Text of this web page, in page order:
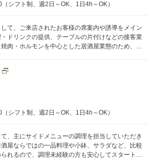
シフト制、週2日～OK、1日4h～OK）
て、ご来店されたお客様の席案内や誘導をメイン
ドリンクの提供、テーブルの片付けなどの接客業
肉・ホルモンを中心とした居酒屋業態のため、明
理なく働くことができます。ポジションごとに業
方でも安心してスタートできます。 未経験の
後は、先輩スタッフが一緒に業務に同行し、丁寧
ないことはすぐに確認できる環境なので、初めて
チャレンジできます。
シフト制、週2日～OK、1日4h～OK）
、主にサイドメニューの調理を担当していただき
屋ならではの一品料理や小鉢、サラダなど、比較
れるので、調理未経験の方も安心してスタートで